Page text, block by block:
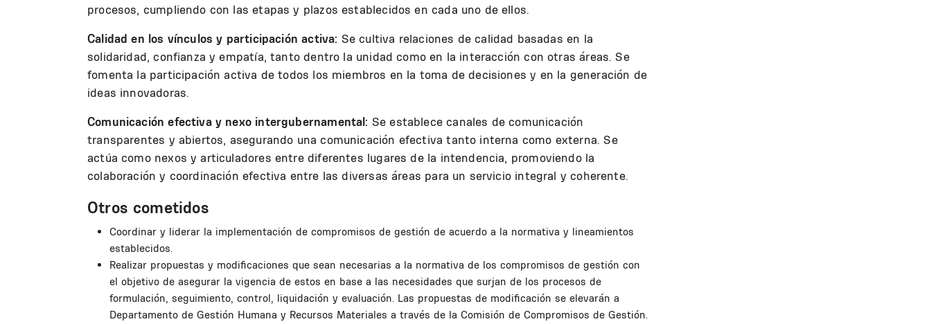
procesos, cumpliendo con las etapas y plazos establecidos en cada uno de ellos.
Calidad en los vínculos y participación activa: Se cultiva relaciones de calidad basadas en la
solidaridad, confianza y empatía, tanto dentro la unidad como en la interacción con otras áreas. Se
fomenta la participación activa de todos los miembros en la toma de decisiones y en la generación de
ideas innovadoras.
Comunicación efectiva y nexo intergubernamental: Se establece canales de comunicación
transparentes y abiertos, asegurando una comunicación efectiva tanto interna como externa. Se
actúa como nexos y articuladores entre diferentes lugares de la intendencia, promoviendo la
colaboración y coordinación efectiva entre las diversas áreas para un servicio integral y coherente.
Otros cometidos
Coordinar y liderar la implementación de compromisos de gestión de acuerdo a la normativa y lineamientos
establecidos.
Realizar propuestas y modificaciones que sean necesarias a la normativa de los compromisos de gestión con
el objetivo de asegurar la vigencia de estos en base a las necesidades que surjan de los procesos de
formulación, seguimiento, control, liquidación y evaluación. Las propuestas de modificación se elevarán a
Departamento de Gestión Humana y Recursos Materiales a través de la Comisión de Compromisos de Gestión.